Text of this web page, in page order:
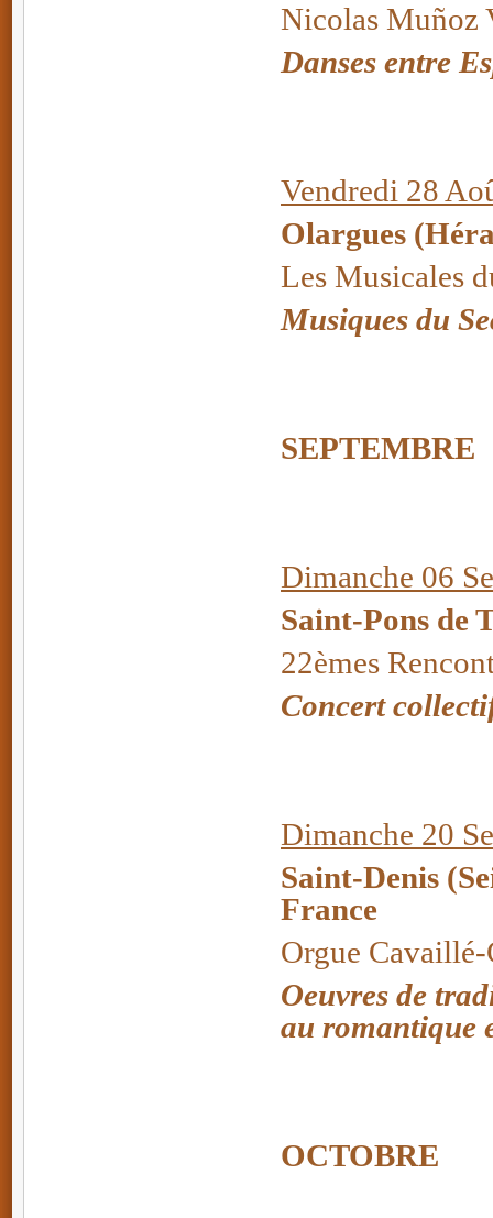
Nicolas Muñoz
Danses entre
Vendredi 28
Olargues
Les Musicales
Musiques du
SEPTEMBRE
Dimanche 06
Saint-Pons de
22èmes
Concert
Dimanche 20
Saint-Denis
France
Orgue
Oeuvres de
au romantique
OCTOBRE